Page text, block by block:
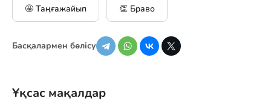
🤩 Таңғажайып 👏 Браво
Басқалармен бөлісу
Ұқсас мақалдар